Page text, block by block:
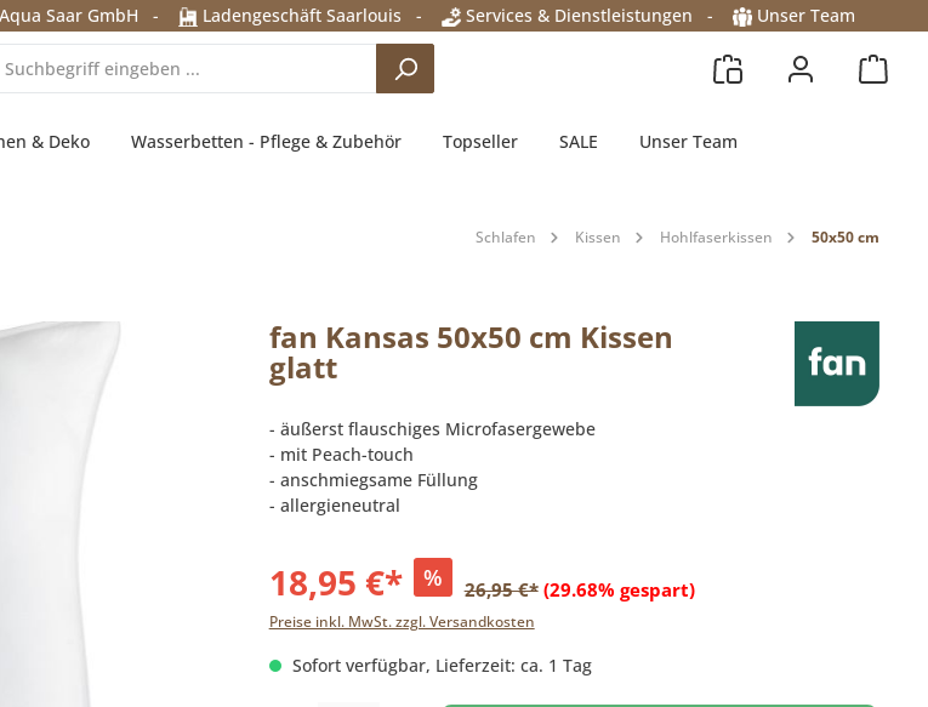
Saar GmbH - Ladengeschäft Saarlouis - Services & Dienstleistungen - Unser Team
& Deko Wasserbetten - Pflege & Zubehör Topseller SALE Unser Team
Schlafen Kissen Hohlfaserkissen 50x50 cm
fan Kansas 50x50 cm Kissen
glatt
- äußerst flauschiges Microfasergewebe
- mit Peach-touch
- anschmiegsame Füllung
- allergieneutral
18,95 €* % 26,95 €* (29.68% gespart)
Preise inkl. MwSt. zzgl. Versandkosten
Sofort verfügbar, Lieferzeit: ca. 1 Tag